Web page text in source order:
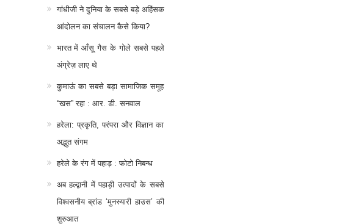
गांधीजी ने दुनिया के सबसे बड़े अहिंसक
आंदोलन का संचालन कैसे किया?
भारत में आँसू गैस के गोले सबसे पहले
अंग्रेज़ लाए थे
कुमाऊं का सबसे बड़ा सामाजिक समूह
“खस” रहा : आर. डी. सनवाल
हरेला: प्रकृति, परंपरा और विज्ञान का
अद्भुत संगम
हरेले के रंग में पहाड़ : फोटो निबन्ध
अब हल्द्वानी में पहाड़ी उत्पादों के सबसे
विश्वसनीय ब्रांड ‘मुनस्यारी हाउस’ की
शुरुआत